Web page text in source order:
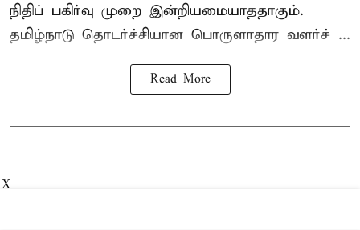
நிதிப் பகிர்வு முறை இன்றியமையாததாகும்.
தமிழ்நாடு தொடர்ச்சியான பொருளாதார வளர்ச் ...
Read More
X